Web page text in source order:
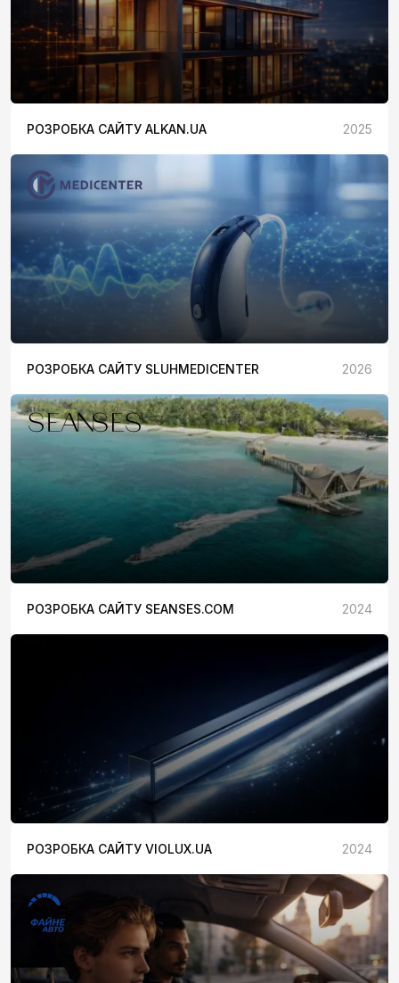
РОЗРОБКА САЙТУ ALKAN.UA 2025
РОЗРОБКА САЙТУ SLUHMEDICENTER 2026
РОЗРОБКА САЙТУ SEANSES.COM 2024
РОЗРОБКА САЙТУ VIOLUX.UA 2024